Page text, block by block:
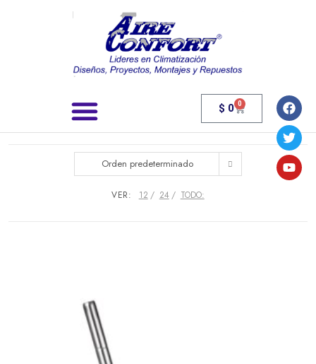
$ 0 0
Orden predeterminado
VER: 12 24 TODO: